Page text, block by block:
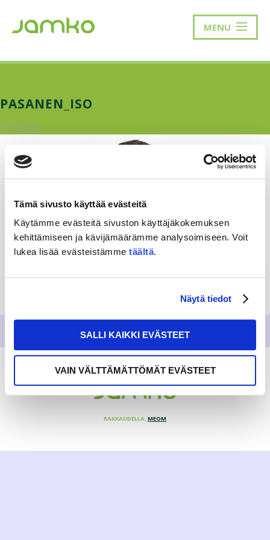
Tämä sivusto käyttää evästeitä
Käytämme evästeitä sivuston käyttäjäkokemuksen
kehittämiseen ja kävijämäärämme analysoimiseen. Voit
lukea lisää evästeistämme täältä.
Näytä tiedot
SALLI KAIKKI EVÄSTEET
VAIN VÄLTTÄMÄTTÖMÄT EVÄSTEET
MENU
PASANEN_ISO
25.4.2022
RAKKAUDELLA, MEOM